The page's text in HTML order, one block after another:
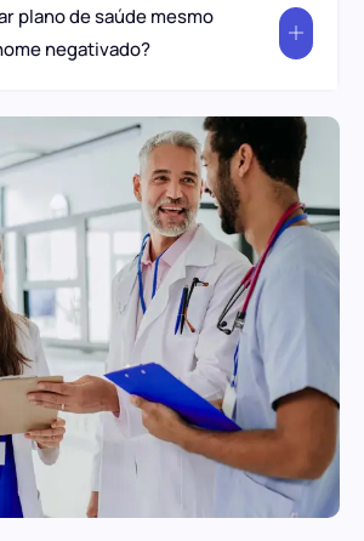
plano de saúde mesmo
negativado?